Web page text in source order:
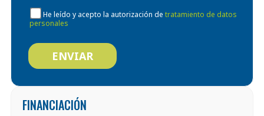
He leído y acepto la autorización de tratamiento de datos
personales
FINANCIACIÓN